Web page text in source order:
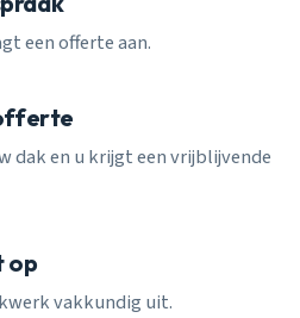
een offerte aan.
dak en u krijgt een vrijblijvende
op
vakkundig uit.